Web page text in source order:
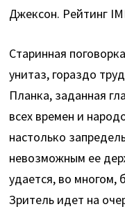
Джексон. Рейтинг
Старинная
унитаз, гораздо
Планка, заданная
всех времен и
настолько
невозможным ее
удается, во многом,
Зритель идет на